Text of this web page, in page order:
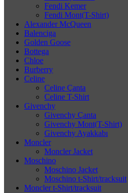
Fendi Kemer
Fendi Mont(T-Shirt)
Alexander McQueen
Balenciga
Golden Goose
Bottega
Chloe
Burberry
Celine
Celine Çanta
Celine T-Shirt
Givenchy
Givenchy Çanta
Givenchy Mont(T-Shirt)
Givenchy Ayakkabı
Moncler
Moncler Jacket
Moschino
Moschino Jacket
Moschino t-Shirt/tracksuit
Moncler t-Shirt/tracksuit